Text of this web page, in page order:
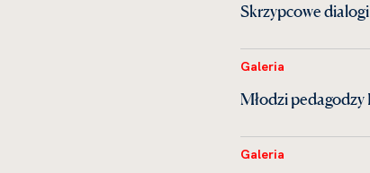
Skrzypcowe
Galeria
Młodzi
Galeria